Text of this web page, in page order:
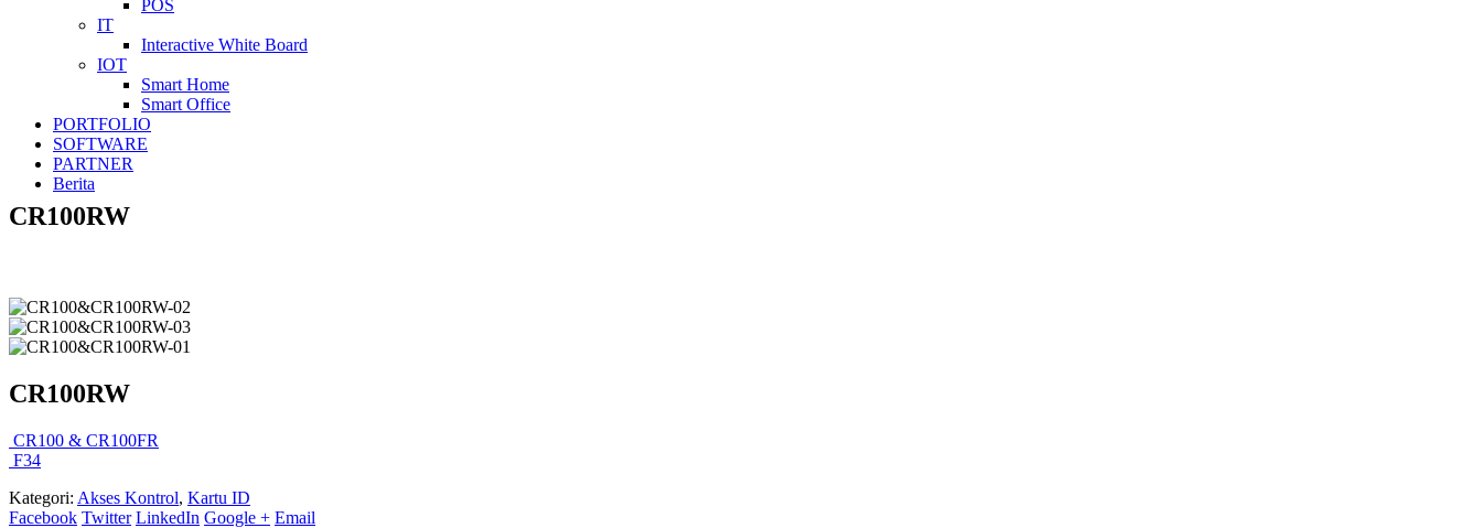
POS
IT
Interactive White Board
IOT
Smart Home
Smart Office
PORTFOLIO
SOFTWARE
PARTNER
Berita
CR100RW
CR100RW
CR100 & CR100FR
F34
Kategori: Akses Kontrol, Kartu ID
Facebook Twitter LinkedIn Google + Email